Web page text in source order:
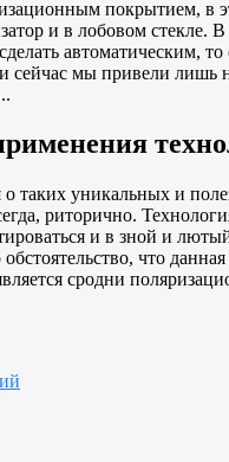
покрытием, в
и в лобовом стекле.
автоматическим,
сейчас мы привели лишь
таких уникальных и
риторично.
и в зной и
что
сродни